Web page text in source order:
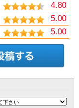
4.80
5.00
5.00